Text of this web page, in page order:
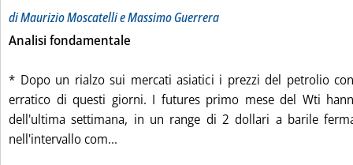
di Maurizio Moscatelli e Massimo Guerrera
Analisi fondamentale
* Dopo un rialzo sui mercati asiatici i prezzi del petrolio
erratico di questi giorni. I futures primo mese del Wti
dell'ultima settimana, in un range di 2 dollari a barile
nell'intervallo com...